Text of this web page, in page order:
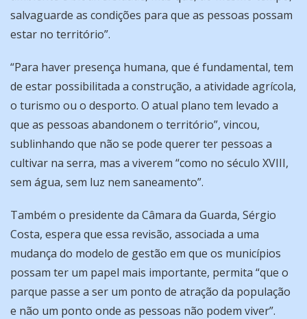
salvaguarde as condições para que as pessoas possam
estar no território”.
“Para haver presença humana, que é fundamental, tem
de estar possibilitada a construção, a atividade agrícola,
o turismo ou o desporto. O atual plano tem levado a
que as pessoas abandonem o território”, vincou,
sublinhando que não se pode querer ter pessoas a
cultivar na serra, mas a viverem “como no século XVIII,
sem água, sem luz nem saneamento”.
Também o presidente da Câmara da Guarda, Sérgio
Costa, espera que essa revisão, associada a uma
mudança do modelo de gestão em que os municípios
possam ter um papel mais importante, permita “que o
parque passe a ser um ponto de atração da população
e não um ponto onde as pessoas não podem viver”.